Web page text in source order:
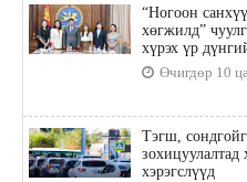
“Ногоон
хөгжилд”
хүрэх үр
Өчигдөр 10
Тэгш,
зохицуулалтад
хэрэгслүүд